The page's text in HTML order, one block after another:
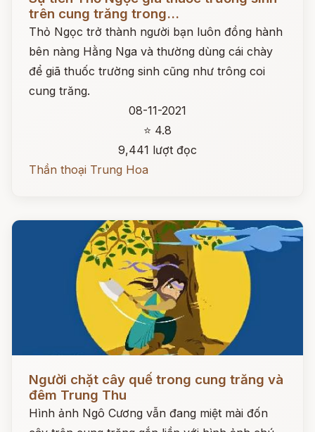
trên cung trăng trong...
Thỏ Ngọc trở thành người bạn luôn đồng hành
bên nàng Hằng Nga và thường dùng cái chày
để giã thuốc trường sinh cũng như trông coi
cung trăng.
08-11-2021
⭐ 4.8
9,441 lượt đọc
Thần thoại Trung Hoa
Người chặt cây quế trong cung trăng và
đêm Trung Thu
Hình ảnh Ngô Cương vẫn đang miệt mài đốn